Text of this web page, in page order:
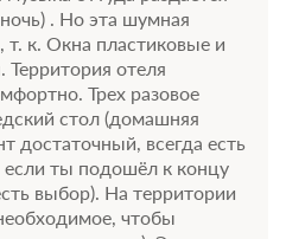
. Но эта шумная
к. Окна пластиковые и
отеля
Трех разовое
стол (домашняя
достаточный, всегда есть
если ты подошёл к концу
выбор). На территории
чтобы